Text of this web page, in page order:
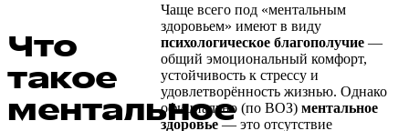
Что
такое
ментальное
Чаще всего под «ментальным
здоровьем» имеют в виду
психологическое благополучие —
общий эмоциональный комфорт,
устойчивость к стрессу и
удовлетворённость жизнью. Однако
официально (по ВОЗ) ментальное
здоровье— это отсутствие